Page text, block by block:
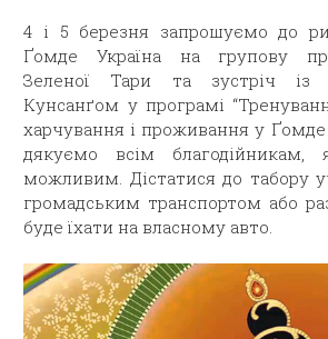
4 і 5 березня запрошуємо до
Ґомде Україна на групову
Зеленої Тари та зустріч
Кунсанґом у програмі
харчування і проживання у
дякуємо всім благодійникам,
можливим. Дістатися до табору
громадським транспортом або
буде їхати на власному авто.